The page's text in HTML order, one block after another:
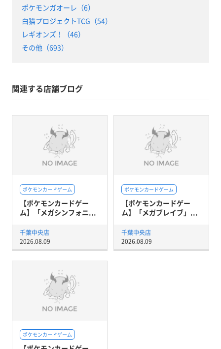
ポケモンガオーレ（6）
白猫プロジェクトTCG（54）
レギオンズ！（46）
その他（693）
関連する店舗ブログ
ポケモンカードゲーム
【ポケモンカードゲー
ム】「メガシンフォニ...
千葉中央店
2026.08.09
ポケモンカードゲーム
【ポケモンカードゲー
ム】「メガブレイブ」...
千葉中央店
2026.08.09
ポケモンカードゲーム